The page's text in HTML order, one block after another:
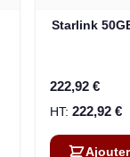
Starlink
222,92 €
222,92 €